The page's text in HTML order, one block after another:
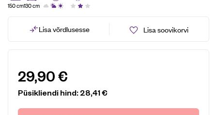
150 cm130 cm
Lisa võrdlusesse Lisa soovikorvi
29,90€
Püsikliendi hind:28,41€